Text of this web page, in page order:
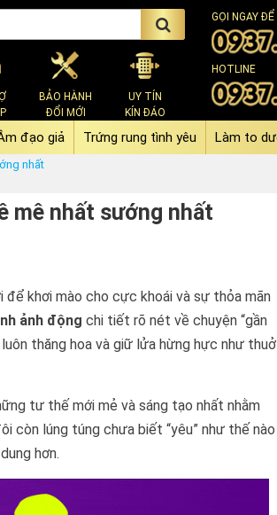
BẢO HÀNH
ĐỔI MỚI
UY TÍN
KÍN ĐÁO
GỌI NGAY
HOTLINE
đạo giả Trứng rung tình yêu Làm to
nhất
mê nhất sướng nhất
khơi mào cho cực khoái và sự thỏa mãn
ảnh động chi tiết rõ nét về chuyện “gần
thăng hoa và giữ lửa hừng hực như thuở
tư thế mới mẻ và sáng tạo nhất nhằm
còn lúng túng chưa biết “yêu” như thế nào
hơn.